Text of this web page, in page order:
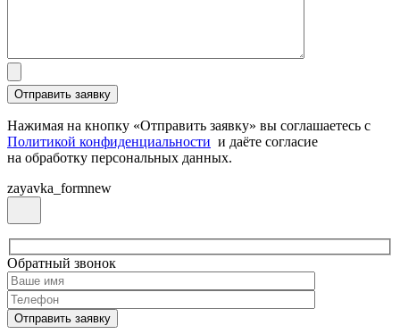
Нажимая на кнопку «Отправить заявку» вы соглашаетесь с
Политикой конфиденциальности и даёте согласие
на обработку персональных данных.
zayavka_formnew
Обратный звонок